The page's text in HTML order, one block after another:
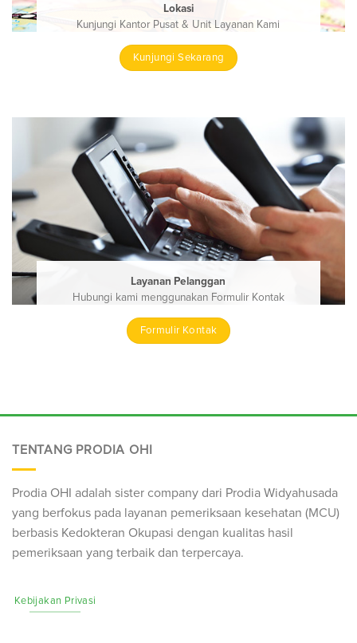
Lokasi
Kunjungi Kantor Pusat & Unit Layanan Kami
Kunjungi Sekarang
Layanan Pelanggan
Hubungi kami menggunakan Formulir Kontak
Formulir Kontak
TENTANG PRODIA OHI
Prodia OHI adalah sister company dari Prodia Widyahusada
yang berfokus pada layanan pemeriksaan kesehatan (MCU)
berbasis Kedokteran Okupasi dengan kualitas hasil
pemeriksaan yang terbaik dan terpercaya.
Kebijakan Privasi